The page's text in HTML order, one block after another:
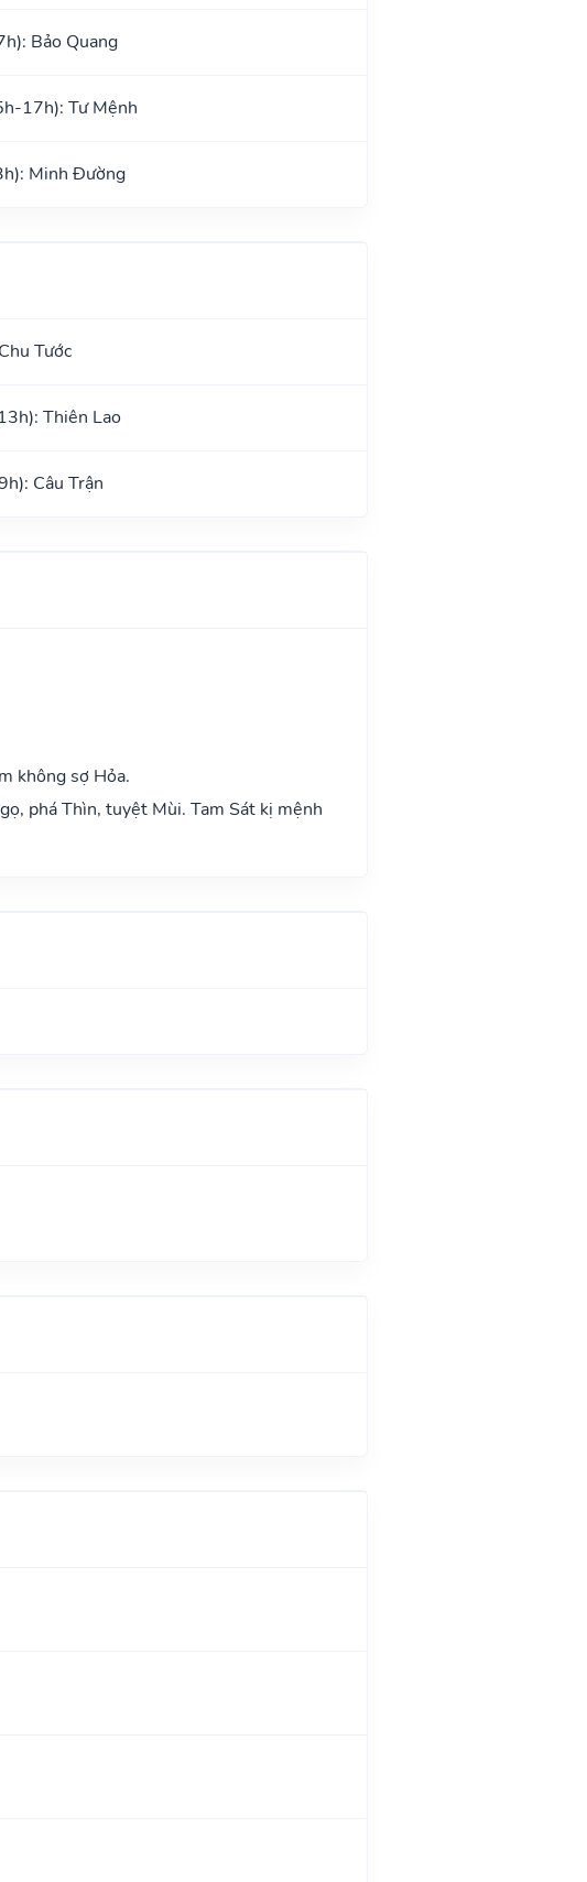
Bảo Quang
17h): Tư Mệnh
Minh Đường
Tước
Thiên Lao
Câu Trận
không sợ Hỏa.
phá Thìn, tuyệt Mùi. Tam Sát kị mệnh